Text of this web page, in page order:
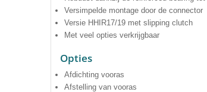
Versimpelde montage door de connector
Versie HHIR17/19 met slipping clutch
Met veel opties verkrijgbaar
Opties
Afdichting vooras
Afstelling van vooras